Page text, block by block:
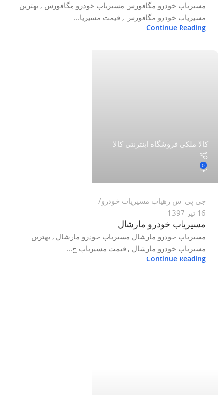
مسیریاب خودرو مگافورس مسیریاب خودرو مگافورس , بهترین
مسیریاب خودرو مگافورس , قیمت مسیریا...
Continue Reading
کالا ملکی فروشگاه اینترنتی کالا
0
جی پی اس رهیاب مسیریاب خودرو
16 تیر 1397
مسیریاب خودرو مارشال
مسیریاب خودرو مارشال مسیریاب خودرو مارشال , بهترین
مسیریاب خودرو مارشال , قیمت مسیریاب خ...
Continue Reading